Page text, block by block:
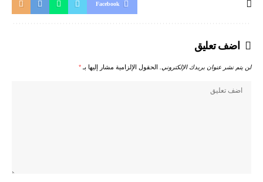
Facebook
اضف تعليق
لن يتم نشر عنوان بريدك الإلكتروني. الحقول الإلزامية مشار إليها بـ *